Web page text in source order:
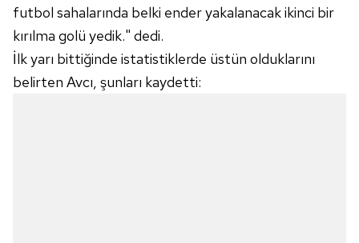
futbol sahalarında belki ender yakalanacak ikinci bir
kırılma golü yedik." dedi.
İlk yarı bittiğinde istatistiklerde üstün olduklarını
belirten Avcı, şunları kaydetti: